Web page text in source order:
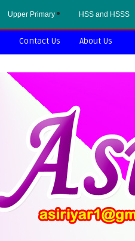
Upper Primary HSS and HSSS
Contact Us About Us